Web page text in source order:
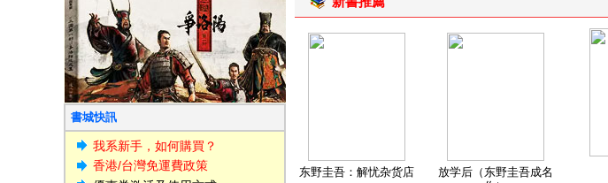
書城快訊
我系新手，如何購買？
香港/台灣免運費政策
东野圭吾：解忧杂货店
放学后（东野圭吾成名